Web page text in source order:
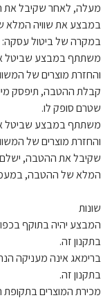
מעלה, לאחר שקיבל את
במבצע את שוויה
במקרה של ביטול עסקה:
משתתף במבצע שביטל
והחזרת מוצרים של
קבלת ההטבה, תיפסק
שטרם סופק לו.
משתתף במבצע שביטל
והחזרת מוצרים של
שקיבל את ההטבה,
המלא של ההטבה,
שונות
המבצע יהיה בתוקף
בתקנון זה.
ברימאג אינה מעניקה
בתקנון זה.
מכירת המוצרים